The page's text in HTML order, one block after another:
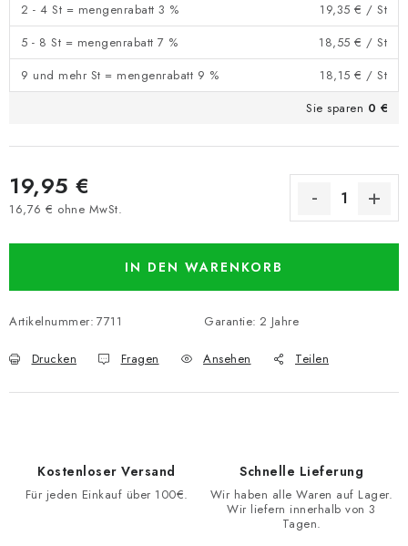
2 - 4 St = mengenrabatt 3 %
19,35 € / St
5 - 8 St = mengenrabatt 7 %
18,55 € / St
9 und mehr St = mengenrabatt 9 %
18,15 € / St
Sie sparen 0 €
19,95 €
16,76 € ohne MwSt.
IN DEN WARENKORB
Artikelnummer: 7711 Garantie: 2 Jahre
Drucken Fragen Ansehen Teilen
Kostenloser Versand
Für jeden Einkauf über 100€.
Schnelle Lieferung
Wir haben alle Waren auf Lager.
Wir liefern innerhalb von 3
Tagen.